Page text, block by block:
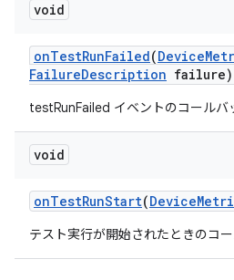
void
onTestRunFailed(Device
FailureDescription failure)
testRunFailed イベントのコールバ
void
onTestRunStart(Device
テスト実行が開始されたときのコー